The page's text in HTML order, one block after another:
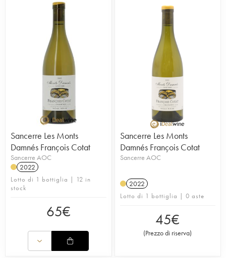
Sancerre Les Monts
Damnés François Cotat
Sancerre AOC
2022
Lotto di 1 bottiglia | 12 in
stock
65€
Sancerre Les Monts
Damnés François Cotat
Sancerre AOC
2022
Lotto di 1 bottiglia | 0 aste
45€
(Prezzo di riserva)